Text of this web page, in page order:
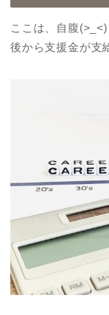
ここは、自腹(>_<)
後から支援金が支